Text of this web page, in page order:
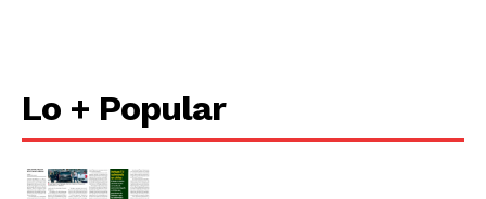
Lo + Popular